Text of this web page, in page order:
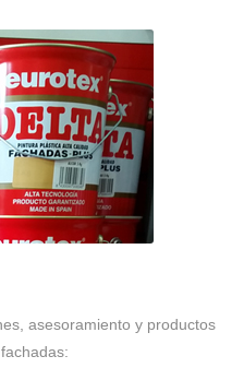
asesoramiento y productos